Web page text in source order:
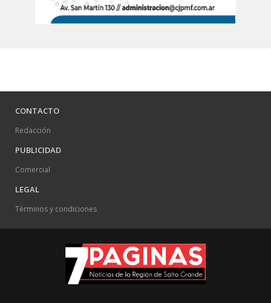
CONTACTO
Redacción
PUBLICIDAD
Comercial
LEGAL
Términos y condiciones